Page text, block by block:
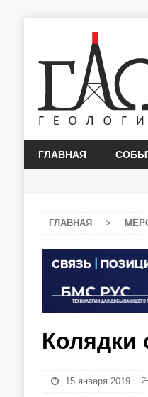
ГЛАВНАЯ
ГЛАВНАЯ >
Колядки
15 января 2019